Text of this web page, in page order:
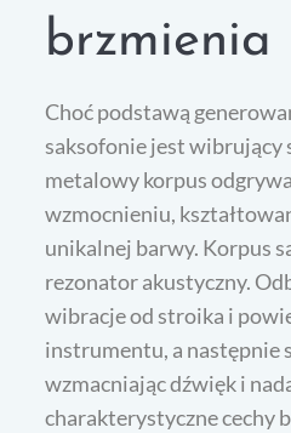
brzmienia
Choć podstawą
saksofonie jest wibrujący
metalowy korpus
wzmocnieniu,
unikalnej barwy. Korpus
rezonator akustyczny.
wibracje od stroika i
instrumentu, a następnie
wzmacniając dźwięk i
charakterystyczne cechy